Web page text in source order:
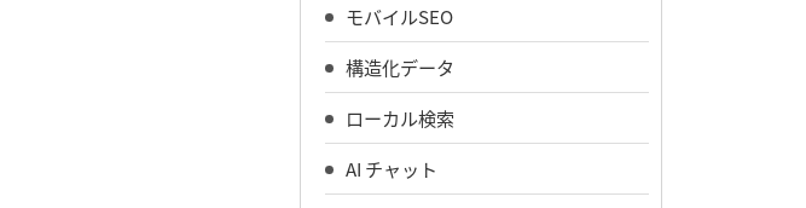
モバイルSEO
構造化データ
ローカル検索
AI チャット